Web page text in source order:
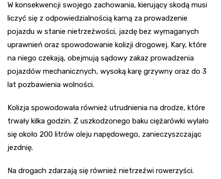
W konsekwencji swojego zachowania, kierujący skodą musi
liczyć się z odpowiedzialnością karną za prowadzenie
pojazdu w stanie nietrzeźwości, jazdę bez wymaganych
uprawnień oraz spowodowanie kolizji drogowej. Kary, które
na niego czekają, obejmują sądowy zakaz prowadzenia
pojazdów mechanicznych, wysoką karę grzywny oraz do 3
lat pozbawienia wolności.
Kolizja spowodowała również utrudnienia na drodze, które
trwały kilka godzin. Z uszkodzonego baku ciężarówki wylało
się około 200 litrów oleju napędowego, zanieczyszczając
jezdnię.
Na drogach zdarzają się również nietrzeźwi rowerzyści.